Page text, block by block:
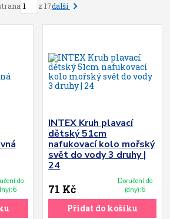
z 17další
do
INTEX Kruh plavací
dětský 51cm
nafukovací kolo mořský
svět do vody 3 druhy |
24
71 Kč
Doručení do
(dny):6
Přidat do košíku